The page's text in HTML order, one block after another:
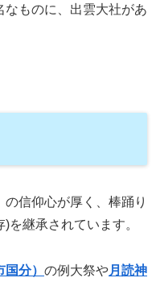
なものに、出雲大社があ
信仰心が厚く、棒踊り
を継承されています。
分） の例大祭や月読神